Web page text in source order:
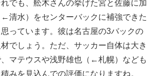
でも、舩木さんの挙げた宮と佐藤に加
清水）をセンターバックに補強できた
っています。彼は名古屋の3バックの
でしょう。ただ、サッカー自体は大き
、マテウスや浅野雄也（←札幌）なども
みを見込んでの評価になりますね。